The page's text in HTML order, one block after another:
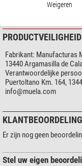
Bijzonderheden
Blade van roestvrij staal
Damast mes
Materiaal handvat
Drijvend
Riemklem
Veiligheidsriem
Strap cutter
Noodzaak vereist in D
PRODUCTVEILIGHEID
Fabrikant: Manufacturas
13440 Argamasilla de
Verantwoordelijke
Puertoltano Km. 164,
info@muela.com
Er zijn nog geen
Stel uw eigen
Weigeren